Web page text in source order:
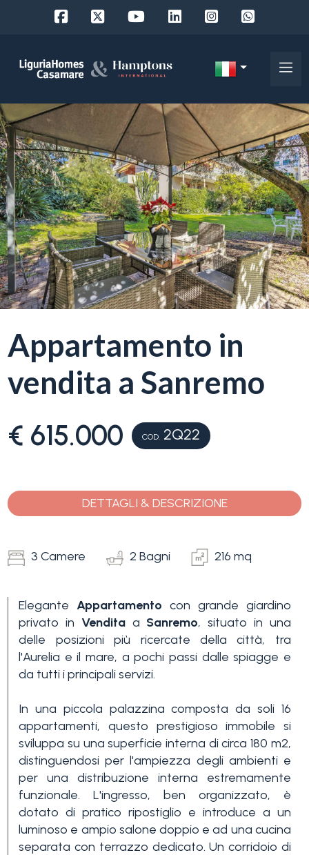
Appartamento in
vendita a Sanremo
€ 615.000 COD. 2Q22
DETTAGLI & DESCRIZIONE
3 Camere 2 Bagni 216 mq
EleganteAppartamento con grande giardino
privato in Venditaa Sanremo, situato in una
delle posizioni più ricercate della città, tra
l'Aurelia e il mare, a pochi passi dalle spiagge e
da tutti i principali servizi.
In una piccola palazzina composta da soli 16
appartamenti, questo prestigioso immobile si
sviluppa su una superficie interna di circa 180 m2,
distinguendosi per l'ampiezza degli ambienti e
per una distribuzione interna estremamente
funzionale. L'ingresso, ben organizzato, è
dotato di pratico ripostiglio e introduce a un
luminoso e ampio salone doppio e ad una cucina
separata con terrazzo dedicato. Un corridoio di
EN
FR
DE
RU
Chi
siamo
I
nostri
La
Liguria
case
( 0)
Scegli
dove
cercare
Provincia
Comune
Tipologia
-
Qualsiasi
Residenziali
Prezzo
Camere
minime
Qualsiasi
1